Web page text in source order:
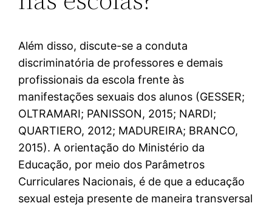
Além disso, discute-se a conduta
discriminatória de professores e demais
profissionais da escola frente às
manifestações sexuais dos alunos (GESSER;
OLTRAMARI; PANISSON, 2015; NARDI;
QUARTIERO, 2012; MADUREIRA; BRANCO,
2015). A orientação do Ministério da
Educação, por meio dos Parâmetros
Curriculares Nacionais, é de que a educação
sexual esteja presente de maneira transversal